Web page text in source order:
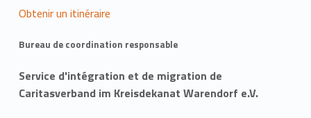
Obtenir un itinéraire
Bureau de coordination responsable
Service d'intégration et de migration de
Caritasverband im Kreisdekanat Warendorf e.V.